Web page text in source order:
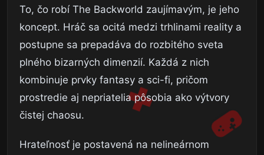
To, čo robí The Backworld zaujímavým, je jeho
koncept. Hráč sa ocitá medzi trhlinami reality a
postupne sa prepadáva do rozbitého sveta
plného bizarných dimenzií. Každá z nich
kombinuje prvky fantasy a sci-fi, pričom
prostredie aj nepriatelia pôsobia ako výtvory
čistej chaosu.
Hrateľnosť je postavená na nelineárnom